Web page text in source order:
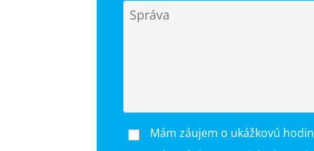
Mám záujem o ukážkovú